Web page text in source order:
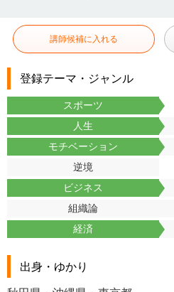
講師候補に入れる
登録テーマ・ジャンル
スポーツ
人生
モチベーション
逆境
ビジネス
組織論
経済
出身・ゆかり